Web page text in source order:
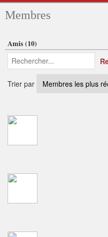
Membres
Amis (10)
Trier par